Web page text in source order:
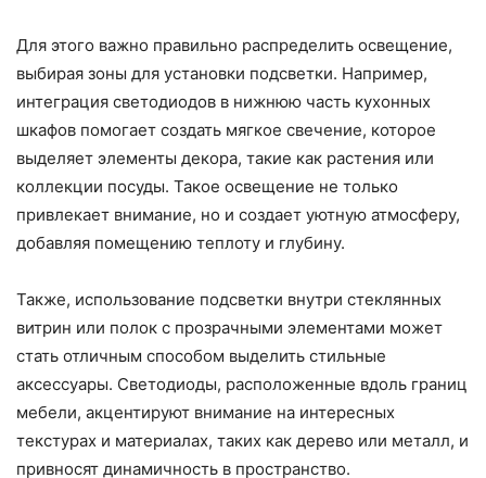
Для этого важно правильно распределить освещение,
выбирая зоны для установки подсветки. Например,
интеграция светодиодов в нижнюю часть кухонных
шкафов помогает создать мягкое свечение, которое
выделяет элементы декора, такие как растения или
коллекции посуды. Такое освещение не только
привлекает внимание, но и создает уютную атмосферу,
добавляя помещению теплоту и глубину.
Также, использование подсветки внутри стеклянных
витрин или полок с прозрачными элементами может
стать отличным способом выделить стильные
аксессуары. Светодиоды, расположенные вдоль границ
мебели, акцентируют внимание на интересных
текстурах и материалах, таких как дерево или металл, и
привносят динамичность в пространство.